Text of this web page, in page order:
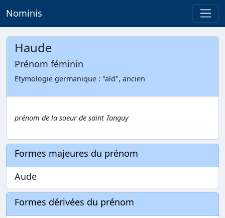
Nominis
Haude
Prénom féminin
Etymologie germanique : "ald", ancien
prénom de la soeur de saint Tanguy
Formes majeures du prénom
Aude
Formes dérivées du prénom